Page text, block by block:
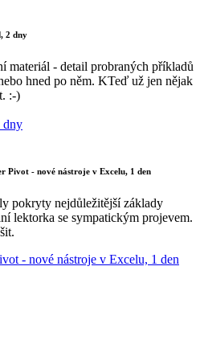
2 dny
materiál - detail probraných příkladů
hned po něm. KTeď už jen nějak
:-)
dny
Pivot - nové nástroje v Excelu, 1 den
pokryty nejdůležitější základy
lektorka se sympatickým projevem.
- nové nástroje v Excelu, 1 den